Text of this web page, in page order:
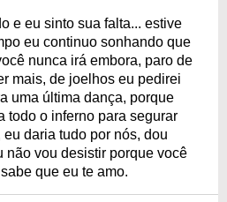
e eu sinto sua falta... estive
eu continuo sonhando que
nunca irá embora, paro de
mais, de joelhos eu pedirei
uma última dança, porque
todo o inferno para segurar
daria tudo por nós, dou
não vou desistir porque você
que eu te amo.